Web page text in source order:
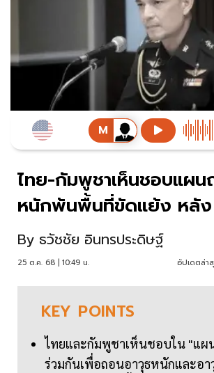
ไทย-กัมพูชาเห็นชอบแผน
หนักพ้นพื้นที่ขัดแย้ง หลั
By ธวัชชัย อินทรประดิษฐ์
25 ต.ค. 68 | 10:49 น. อัปเดตล่า
KEY POINTS
ไทยและกัมพูชาเห็นชอบใน "แผ
ร่วมกันเพื่อถอนอาวุธหนักและอา